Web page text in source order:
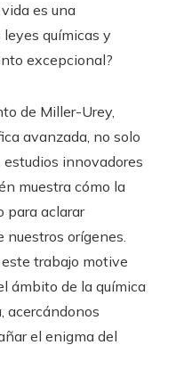
es una
químicas y
excepcional?
de Miller-Urey,
avanzada, no solo
innovadores
muestra cómo la
para aclarar
nuestros orígenes.
trabajo motive
ámbito de la química
acercándonos
el enigma del